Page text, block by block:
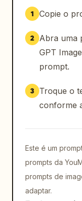
a direção da
modifique a
faciais, tom
retoques
pele, efeitos
nitidez
d'água,
roupas
1 Copie o
2
Abra uma
GPT
prompt.
3
Troque o
conforme
Este é um
prompts da
prompts de
adaptar.